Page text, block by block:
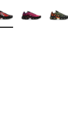
de couleurs